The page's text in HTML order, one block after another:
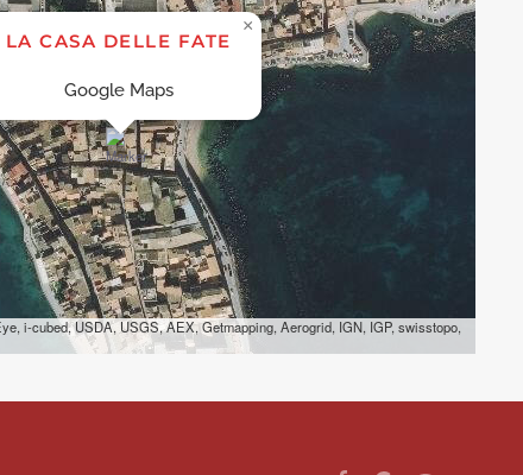
LA CASA DELLE FATE
Google Maps
×
i-cubed, USDA, USGS, AEX, Getmapping, Aerogrid, IGN, IGP, swisstopo,